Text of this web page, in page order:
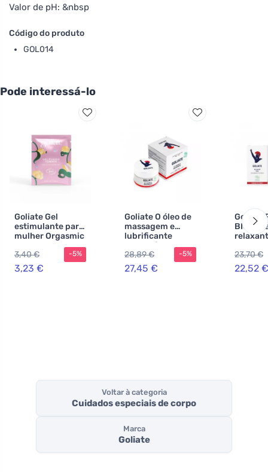
Valor de pH: &nbsp
Código do produto
GOL014
Pode interessá-lo
Goliate Gel
estimulante para
mulher Orgasmic
amostra - para
um orgasmo
intenso
3,40 €
3,23 €
-5%
Goliate O óleo de
massagem e
lubrificante
comestível 2 em 1
(50 ml) The
Gourmet Couple
BIO - com aroma
28,89 €
27,45 €
-5%
Goliate
BIO gel
23,70 €
22,52 €
Voltar à categoria
Cuidados especiais de corpo
Marca
Goliate